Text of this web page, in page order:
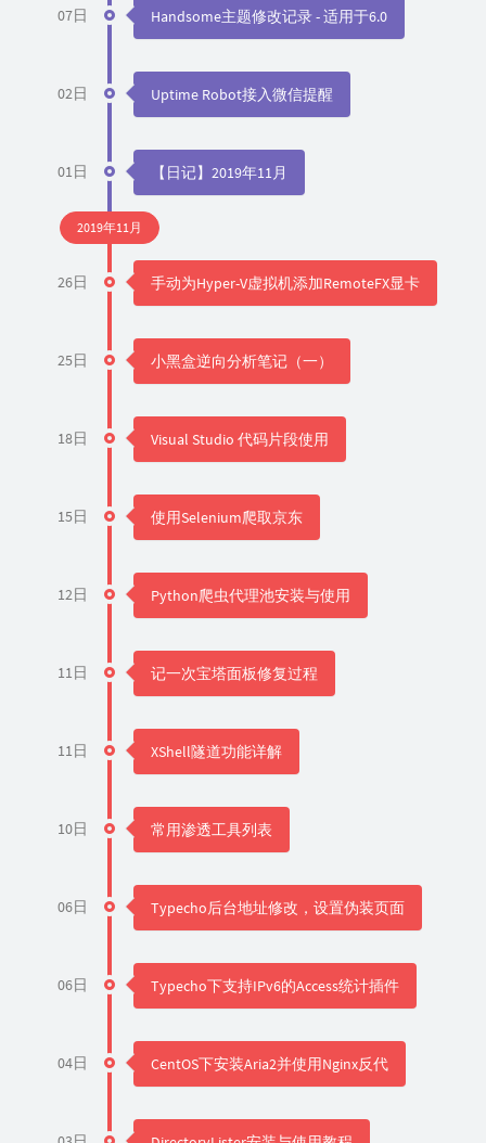
07日 Handsome主题修改记录 - 适用于6.0
02日 Uptime Robot接入微信提醒
01日 【日记】2019年11月
2019年11月
26日 手动为Hyper-V虚拟机添加RemoteFX显卡
25日 小黑盒逆向分析笔记（一）
18日 Visual Studio 代码片段使用
15日 使用Selenium爬取京东
12日 Python爬虫代理池安装与使用
11日 记一次宝塔面板修复过程
11日 XShell隧道功能详解
10日 常用渗透工具列表
06日 Typecho后台地址修改，设置伪装页面
06日 Typecho下支持IPv6的Access统计插件
04日 CentOS下安装Aria2并使用Nginx反代